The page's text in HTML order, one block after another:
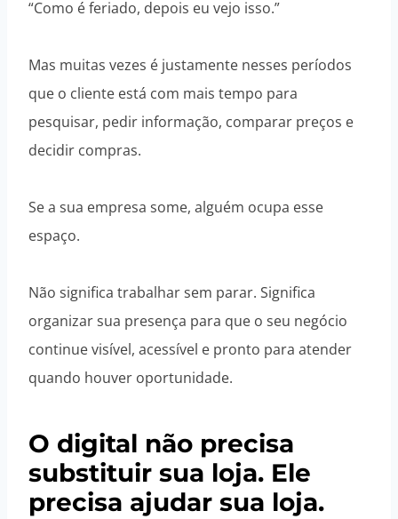
“Como é feriado, depois eu vejo isso.”
Mas muitas vezes é justamente nesses períodos
que o cliente está com mais tempo para
pesquisar, pedir informação, comparar preços e
decidir compras.
Se a sua empresa some, alguém ocupa esse
espaço.
Não significa trabalhar sem parar. Significa
organizar sua presença para que o seu negócio
continue visível, acessível e pronto para atender
quando houver oportunidade.
O digital não precisa
substituir sua loja. Ele
precisa ajudar sua loja.